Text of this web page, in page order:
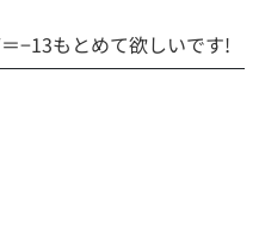
−13もとめて欲しいです!